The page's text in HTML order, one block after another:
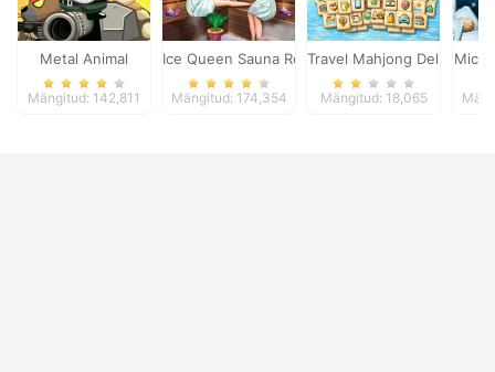
Metal Animal
Mängitud: 142,811
Ice Queen Sauna Realife
Mängitud: 174,354
Travel Mahjong Deluxe
Mängitud: 18,065